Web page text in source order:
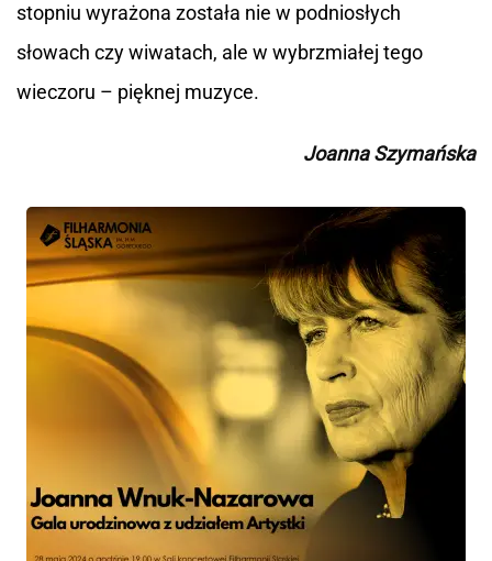
stopniu wyrażona została nie w podniosłych
słowach czy wiwatach, ale w wybrzmiałej tego
wieczoru – pięknej muzyce.
Joanna Szymańska